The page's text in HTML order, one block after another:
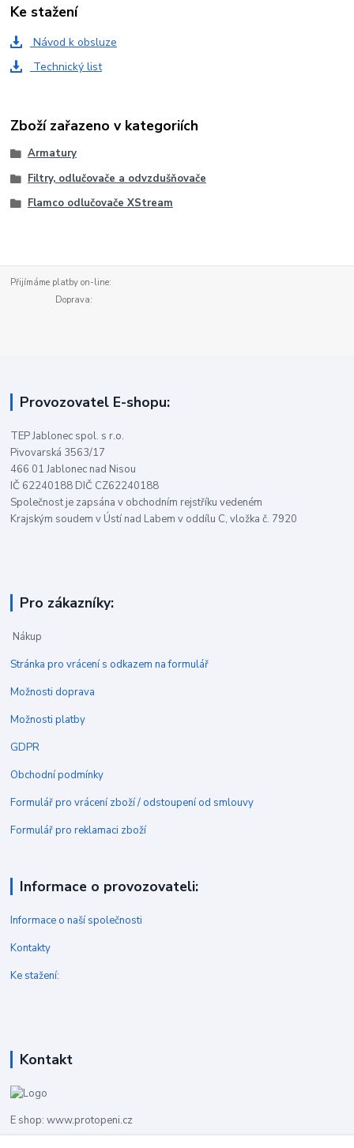
Ke stažení
Návod k obsluze
Technický list
Zboží zařazeno v kategoriích
Armatury
Filtry, odlučovače a odvzdušňovače
Flamco odlučovače XStream
Přijímáme platby on-line:
Doprava:
Provozovatel E-shopu:
TEP Jablonec spol. s r.o.
Pivovarská 3563/17
466 01 Jablonec nad Nisou
IČ 62240188 DIČ CZ62240188
Společnost je zapsána v obchodním rejstříku vedeném
Krajským soudem v Ústí nad Labem v oddílu C, vložka č. 7920
Pro zákazníky:
Nákup
Stránka pro vrácení s odkazem na formulář
Možnosti doprava
Možnosti platby
GDPR
Obchodní podmínky
Formulář pro vrácení zboží / odstoupení od smlouvy
Formulář pro reklamaci zboží
Informace o provozovateli:
Informace o naší společnosti
Kontakty
Ke stažení:
Kontakt
E shop: www.protopeni.cz